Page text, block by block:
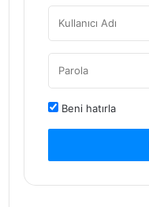
Beni hatırla